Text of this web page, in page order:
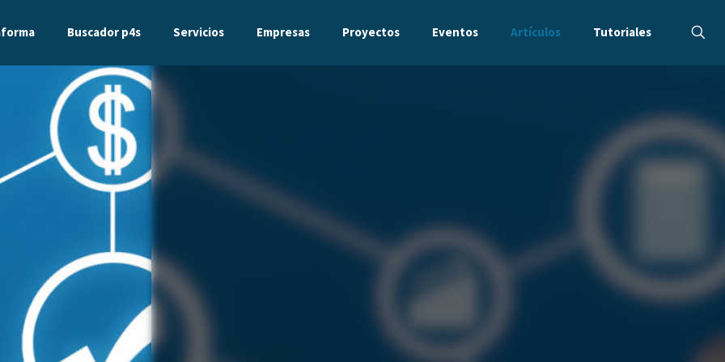
Buscador p4s Servicios Empresas Proyectos Eventos Artículos Tutoriales